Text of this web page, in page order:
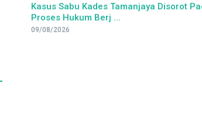
Kasus Sabu Kades Tamanjaya Disorot
Proses Hukum Berj ...
09/08/2026